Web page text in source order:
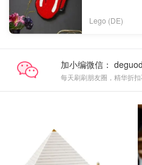
Lego (DE)
加小编微信：
每天刷刷朋友圈，精华折